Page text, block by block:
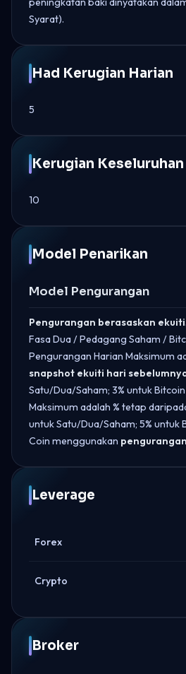
Syarat).
Had Kerugian Harian
5
Kerugian
10
Model Penarikan
Model Pengurangan
Pengurangan berasaskan ekuiti
Fasa Dua / Pedagang Saham /
Pengurangan Harian Maksimum
snapshot ekuiti hari
Satu/Dua/Saham; 3% untuk
Maksimum adalah % tetap
untuk Satu/Dua/Saham; 5% untuk
Coin menggunakan
Leverage
Forex
Crypto
Broker